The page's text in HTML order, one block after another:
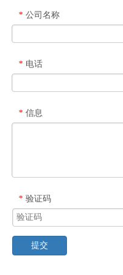
* 公司名称
* 电话
* 信息
* 验证码
提交